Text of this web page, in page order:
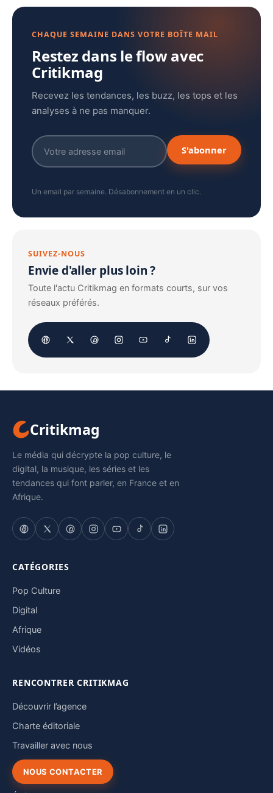
CHAQUE SEMAINE DANS VOTRE BOÎTE MAIL
Restez dans le flow avec
Critikmag
Recevez les tendances, les buzz, les tops et les
analyses à ne pas manquer.
S'abonner
Un email par semaine. Désabonnement en un clic.
SUIVEZ-NOUS
Envie d'aller plus loin ?
Toute l'actu Critikmag en formats courts, sur vos
réseaux préférés.
Critikmag
Le média qui décrypte la pop culture, le
digital, la musique, les séries et les
tendances qui font parler, en France et en
Afrique.
CATÉGORIES
Pop Culture
Digital
Afrique
Vidéos
RENCONTRER CRITIKMAG
Découvrir l’agence
Charte éditoriale
Travailler avec nous
NOUS CONTACTER